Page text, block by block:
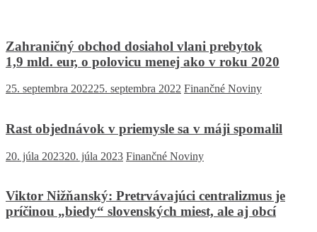
Zahraničný obchod dosiahol vlani prebytok
1,9 mld. eur, o polovicu menej ako v roku 2020
25. septembra 202225. septembra 2022 Finančné Noviny
Rast objednávok v priemysle sa v máji spomalil
20. júla 202320. júla 2023 Finančné Noviny
Viktor Nižňanský: Pretrvávajúci centralizmus je
príčinou „biedy“ slovenských miest, ale aj obcí